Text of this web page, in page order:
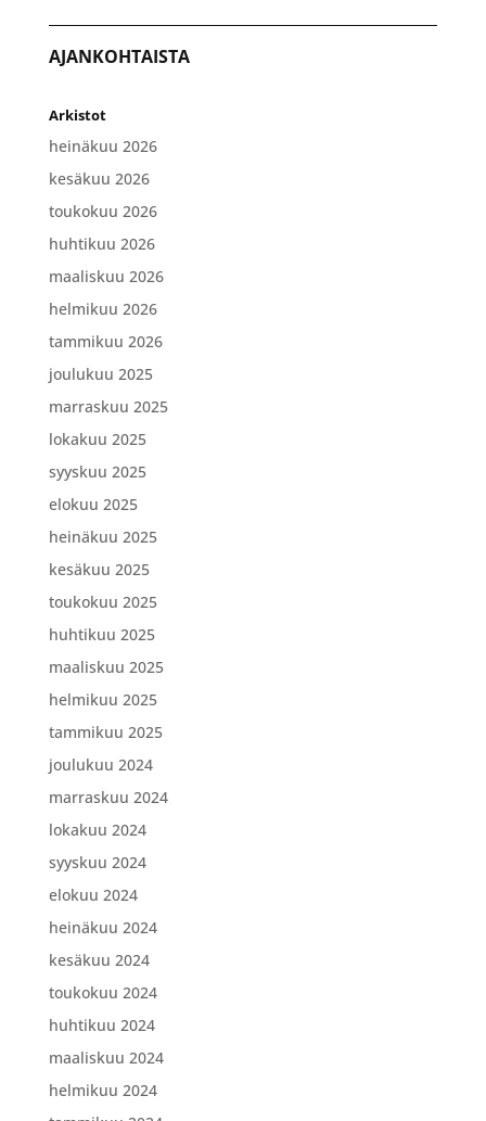
AJANKOHTAISTA
Arkistot
heinäkuu 2026
kesäkuu 2026
toukokuu 2026
huhtikuu 2026
maaliskuu 2026
helmikuu 2026
tammikuu 2026
joulukuu 2025
marraskuu 2025
lokakuu 2025
syyskuu 2025
elokuu 2025
heinäkuu 2025
kesäkuu 2025
toukokuu 2025
huhtikuu 2025
maaliskuu 2025
helmikuu 2025
tammikuu 2025
joulukuu 2024
marraskuu 2024
lokakuu 2024
syyskuu 2024
elokuu 2024
heinäkuu 2024
kesäkuu 2024
toukokuu 2024
huhtikuu 2024
maaliskuu 2024
helmikuu 2024